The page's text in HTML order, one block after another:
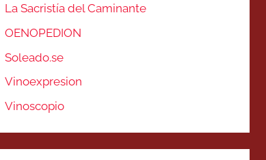
La Sacristía del Caminante
OENOPEDION
Soleado.se
Vinoexpresion
Vinoscopio